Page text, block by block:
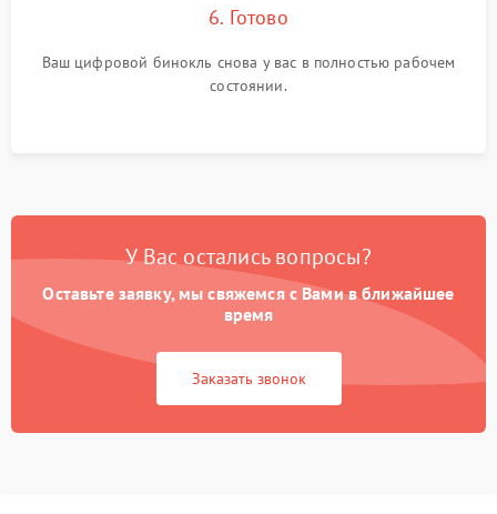
6. Готово
Ваш цифровой бинокль снова у вас в полностью рабочем
состоянии.
У Вас остались вопросы?
Оставьте заявку, мы свяжемся с Вами в ближайшее
время
Заказать звонок